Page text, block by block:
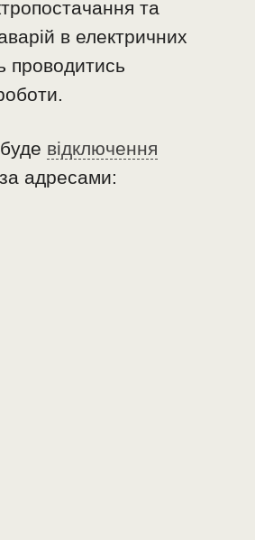
та
в електричних
проводитись
відключення
за адресами: